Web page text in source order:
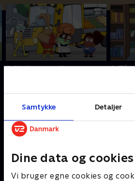
Samtykke Detaljer
Dine data og cookies
Vi bruger egne cookies og
8. Nullermænd!
besøg.
8. november 2025 • 21 min
9.
28.
Andre så også